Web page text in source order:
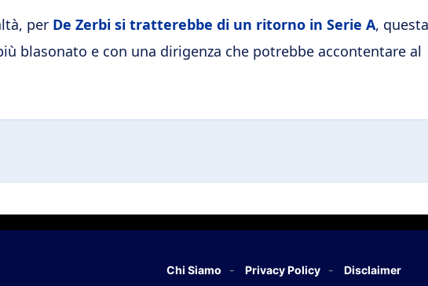
per De Zerbi si tratterebbe di un ritorno in Serie A, questa
blasonato e con una dirigenza che potrebbe accontentare al
Chi Siamo Privacy Policy Disclaimer